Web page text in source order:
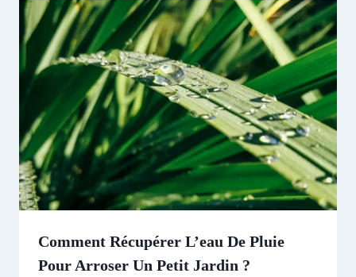
Comment Récupérer L’eau De Pluie
Pour Arroser Un Petit Jardin ?